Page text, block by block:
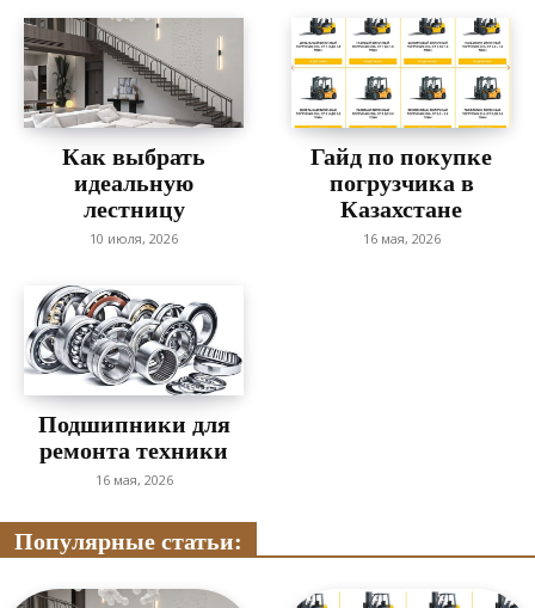
Как выбрать
идеальную
лестницу
10 июля, 2026
Гайд по покупке
погрузчика в
Казахстане
16 мая, 2026
Подшипники для
ремонта техники
16 мая, 2026
Популярные статьи: